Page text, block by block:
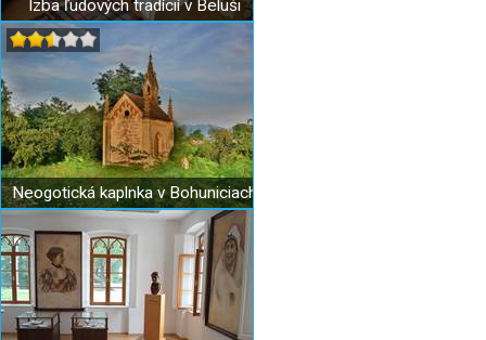
Izba ľudových tradícií v Beluši
Neogotická kaplnka v Bohuniciach